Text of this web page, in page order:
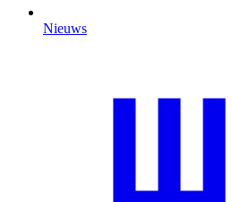
Nieuws